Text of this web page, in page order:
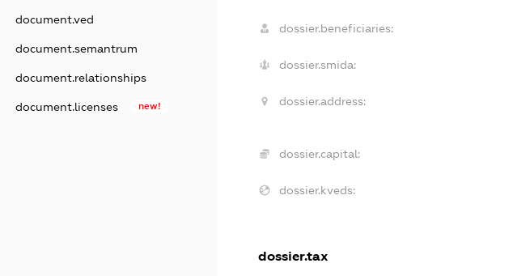
document.ved
document.semantrum
document.relationships
document.licenses new!
dossier.beneficiaries:
dossier.smida:
dossier.address:
dossier.capital:
dossier.kveds:
dossier.tax